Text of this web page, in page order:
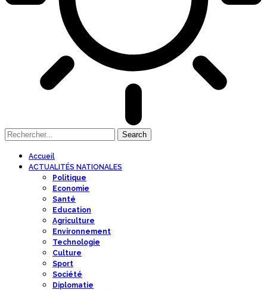
Accueil
ACTUALITÉS NATIONALES
Politique
Economie
Santé
Education
Agriculture
Environnement
Technologie
Culture
Sport
Société
Diplomatie